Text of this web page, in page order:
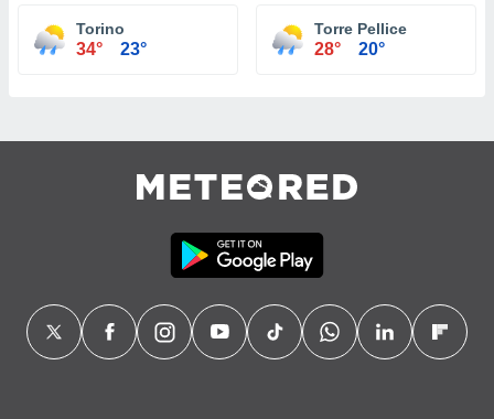
Torino
34° 23°
Torre Pellice
28° 20°